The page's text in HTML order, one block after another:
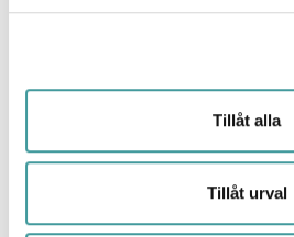
Tillåt alla
Tillåt urval
Plato-serien gen 2